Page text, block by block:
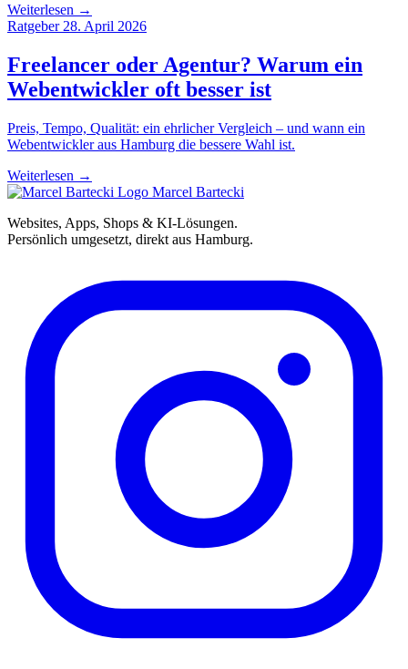
Weiterlesen →
Ratgeber 28. April 2026
Freelancer oder Agentur? Warum ein
Webentwickler oft besser ist
Preis, Tempo, Qualität: ein ehrlicher Vergleich – und wann ein
Webentwickler aus Hamburg die bessere Wahl ist.
Weiterlesen →
Marcel Bartecki
Websites, Apps, Shops & KI-Lösungen.
Persönlich umgesetzt, direkt aus Hamburg.